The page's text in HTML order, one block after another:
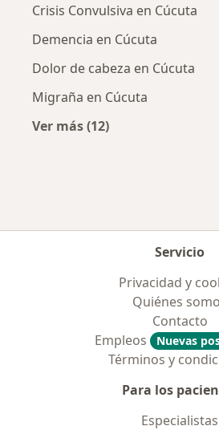
Crisis Convulsiva en Cúcuta
Demencia en Cúcuta
Dolor de cabeza en Cúcuta
Migraña en Cúcuta
Ver más (12)
Servicio
Privacidad y
Quiénes
Contacto
Empleos
Nuevas
Términos y
Para los
Especialistas